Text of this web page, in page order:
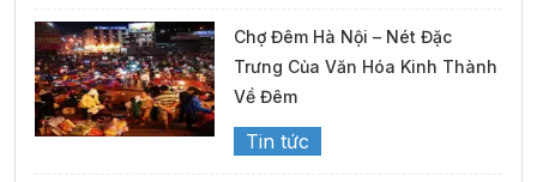
Chợ Đêm Hà Nội – Nét Đặc
Trưng Của Văn Hóa Kinh Thành
Về Đêm
Tin tức